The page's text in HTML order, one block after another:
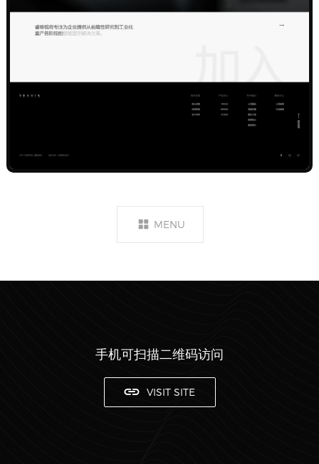
MENU
手机可扫描二维码访问
VISIT SITE